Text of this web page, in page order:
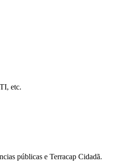
etc.
públicas e Terracap Cidadã.